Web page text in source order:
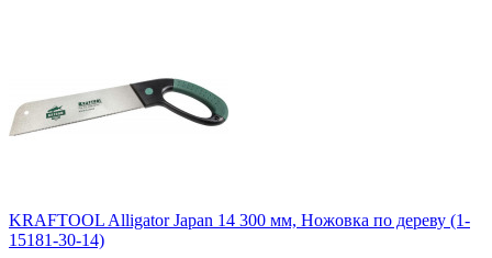
KRAFTOOL Alligator Japan 14 300 мм, Ножовка по дереву (1-
15181-30-14)